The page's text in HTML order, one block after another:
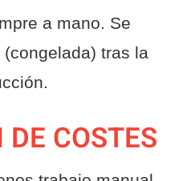
a mano. Se
tras la
COSTES